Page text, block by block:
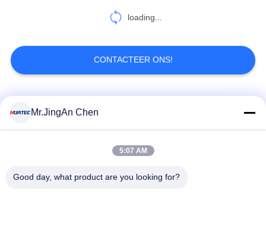
Wervelstroom het
Penetrantonderzoek
19
loading...
CONTACTEER ONS!
populaire categorieën
Ultrasoon diktemeter
Mr.JingAn Chen
5:07 AM
Good day, what product are you looking for?